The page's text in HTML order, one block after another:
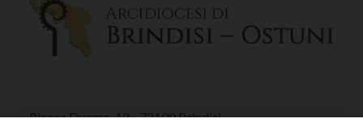
Piazza Duomo, 12 - 72100 Brindisi